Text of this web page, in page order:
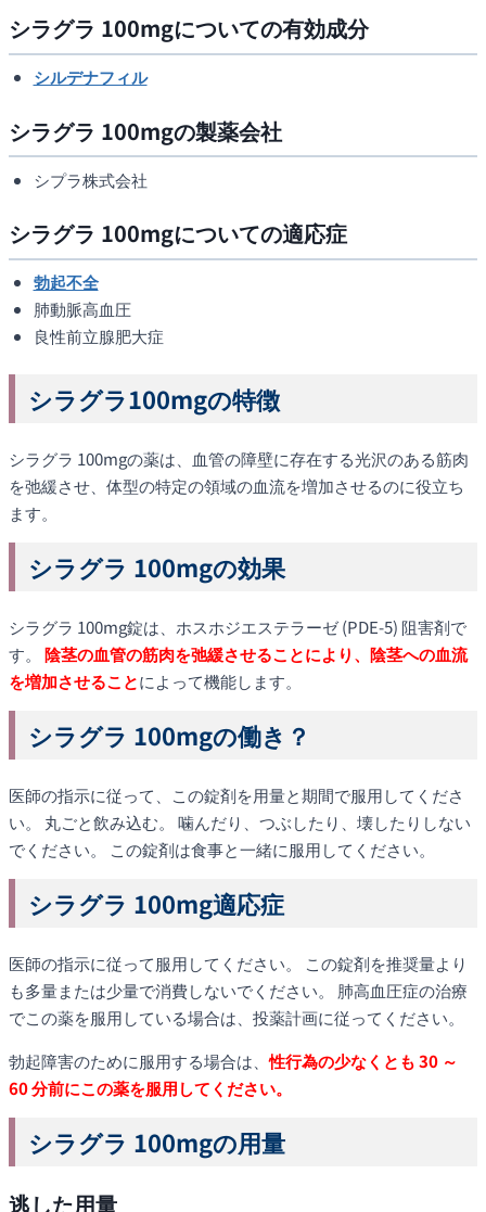
シラグラ 100mgについての有効成分
シルデナフィル
シラグラ 100mgの製薬会社
シプラ株式会社
シラグラ 100mgについての適応症
勃起不全
肺動脈高血圧
良性前立腺肥大症
シラグラ100mgの特徴
シラグラ 100mgの薬は、血管の障壁に存在する光沢のある筋肉
を弛緩させ、体型の特定の領域の血流を増加させるのに役立ち
ます。
シラグラ 100mgの効果
シラグラ 100mg錠は、ホスホジエステラーゼ (PDE-5) 阻害剤で
す。 陰茎の血管の筋肉を弛緩させることにより、陰茎への血流
を増加させることによって機能します。
シラグラ 100mgの働き？
医師の指示に従って、この錠剤を用量と期間で服用してくださ
い。 丸ごと飲み込む。 噛んだり、つぶしたり、壊したりしない
でください。 この錠剤は食事と一緒に服用してください。
シラグラ 100mg適応症
医師の指示に従って服用してください。 この錠剤を推奨量より
も多量または少量で消費しないでください。 肺高血圧症の治療
でこの薬を服用している場合は、投薬計画に従ってください。
勃起障害のために服用する場合は、性行為の少なくとも 30 ～
60 分前にこの薬を服用してください。
シラグラ 100mgの用量
逃した用量